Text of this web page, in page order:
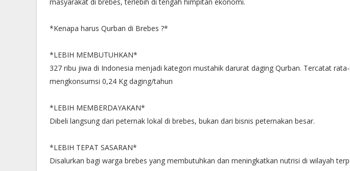
*Kenapa harus Qurban di Brebes ?*
*LEBIH MEMBUTUHKAN*
327 ribu jiwa di Indonesia menjadi kategori mustahik darurat daging Qurban. Tercatat
mengkonsumsi 0,24 Kg daging/tahun
*LEBIH MEMBERDAYAKAN*
Dibeli langsung dari peternak lokal di brebes, bukan dari bisnis peternakan besar.
*LEBIH TEPAT SASARAN*
Disalurkan bagi warga brebes yang membutuhkan dan meningkatkan nutrisi di wilayah